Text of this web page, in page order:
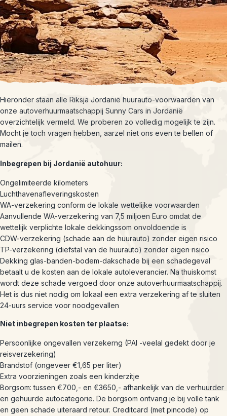
Hieronder staan alle Riksja Jordanië huurauto-voorwaarden van
onze autoverhuurmaatschappij Sunny Cars in Jordanië
overzichtelijk vermeld. We proberen zo volledig mogelijk te zijn.
Mocht je toch vragen hebben, aarzel niet ons even te bellen of
mailen.
Inbegrepen bij Jordanië autohuur:
Ongelimiteerde kilometers
Luchthavenafleveringskosten
WA-verzekering conform de lokale wettelijke voorwaarden
Aanvullende WA-verzekering van 7,5 miljoen Euro omdat de
wettelijk verplichte lokale dekkingssom onvoldoende is
CDW-verzekering (schade aan de huurauto) zonder eigen risico
TP-verzekering (diefstal van de huurauto) zonder eigen risico
Dekking glas-banden-bodem-dakschade bij een schadegeval
betaalt u de kosten aan de lokale autoleverancier. Na thuiskomst
wordt deze schade vergoed door onze autoverhuurmaatschappij.
Het is dus niet nodig om lokaal een extra verzekering af te sluiten
24-uurs service voor noodgevallen
Niet inbegrepen kosten ter plaatse:
Persoonlijke ongevallen verzekerng (PAI -veelal gedekt door je
reisverzekering)
Brandstof (ongeveer €1,65 per liter)
Extra voorzieningen zoals een kinderzitje
Borgsom: tussen €700,- en €3650,- afhankelijk van de verhuurder
en gehuurde autocategorie. De borgsom ontvang je bij volle tank
en geen schade uiteraard retour. Creditcard (met pincode) op